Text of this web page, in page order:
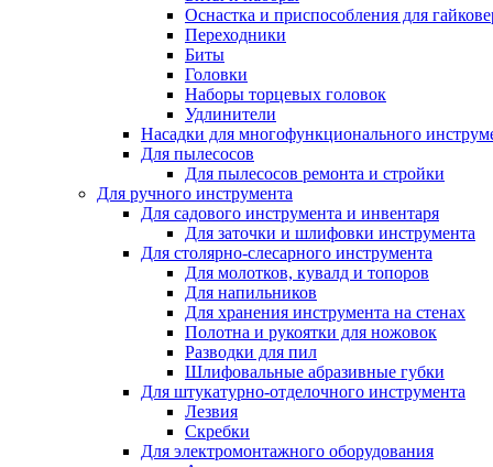
Оснастка и приспособления для
Переходники
Биты
Головки
Наборы торцевых головок
Удлинители
Насадки для многофункционального
Для пылесосов
Для пылесосов ремонта и стройки
Для ручного инструмента
Для садового инструмента и инвентаря
Для заточки и шлифовки инструмента
Для столярно-слесарного инструмента
Для молотков, кувалд и топоров
Для напильников
Для хранения инструмента на стенах
Полотна и рукоятки для ножовок
Разводки для пил
Шлифовальные абразивные губки
Для штукатурно-отделочного инструмента
Лезвия
Скребки
Для электромонтажного оборудования